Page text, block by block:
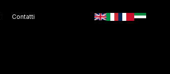
Contatti